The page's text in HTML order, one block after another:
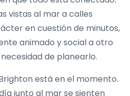
vistas al mar a calles
en cuestión de minutos,
animado y social a otro
de planearlo.
está en el momento.
junto al mar se sienten